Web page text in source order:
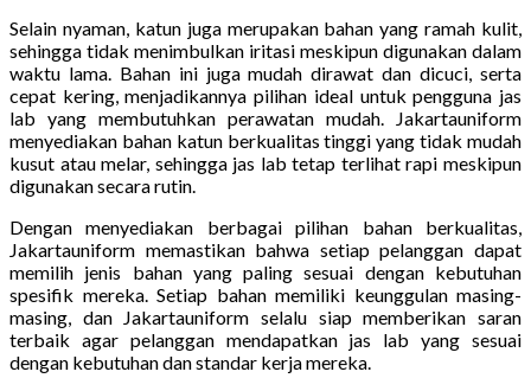
Selain nyaman, katun juga merupakan bahan yang ramah kulit,
sehingga tidak menimbulkan iritasi meskipun digunakan dalam
waktu lama. Bahan ini juga mudah dirawat dan dicuci, serta
cepat kering, menjadikannya pilihan ideal untuk pengguna jas
lab yang membutuhkan perawatan mudah. Jakartauniform
menyediakan bahan katun berkualitas tinggi yang tidak mudah
kusut atau melar, sehingga jas lab tetap terlihat rapi meskipun
digunakan secara rutin.
Dengan menyediakan berbagai pilihan bahan berkualitas,
Jakartauniform memastikan bahwa setiap pelanggan dapat
memilih jenis bahan yang paling sesuai dengan kebutuhan
spesifik mereka. Setiap bahan memiliki keunggulan masing-
masing, dan Jakartauniform selalu siap memberikan saran
terbaik agar pelanggan mendapatkan jas lab yang sesuai
dengan kebutuhan dan standar kerja mereka.